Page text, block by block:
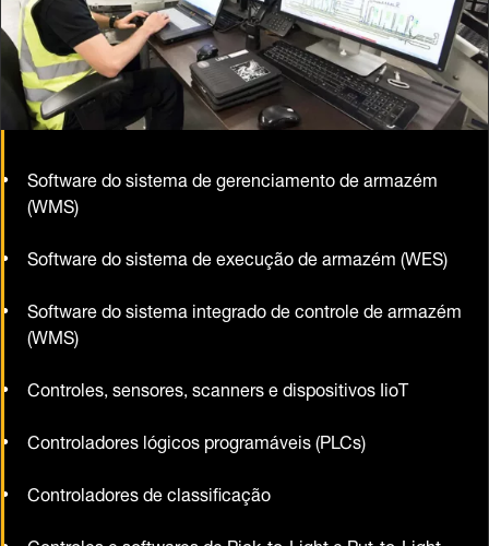
Software do sistema de gerenciamento de armazém
(WMS)
Software do sistema de execução de armazém (WES)
Software do sistema integrado de controle de armazém
(WMS)
Controles, sensores, scanners e dispositivos IioT
Controladores lógicos programáveis (PLCs)
Controladores de classificação